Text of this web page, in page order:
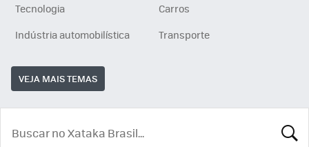
Tecnologia
Carros
Indústria automobilística
Transporte
VEJA MAIS TEMAS